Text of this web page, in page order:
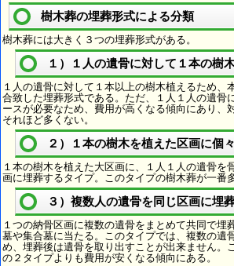
樹木葬の埋葬形式による分類
樹木葬には大きく３つの埋葬形式がある。
１）１人の遺骨に対して１本の樹
１人の遺骨に対して１本以上の樹木植えるため、
合致した埋葬形式である。ただ、１人１人の遺骨
ースが必要なため、費用が高くなる傾向にあり、
それほど多くない。
２）１本の樹木を植えた区画に個
１本の樹木を植えた大区画に、１人１人の遺骨を
画に埋葬するタイプ。このタイプの樹木葬が一番多
３）複数人の遺骨を同じ区画に埋
１つの納骨区画に複数の遺骨をまとめて共同で埋
墓や集合墓に当たる。このタイプでは、複数の遺
め、埋葬後は遺骨を取り出すことが出来ません。
の２タイプよりも費用が安くなる傾向にある。